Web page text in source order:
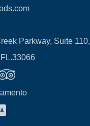
Parkway, Suite 110,